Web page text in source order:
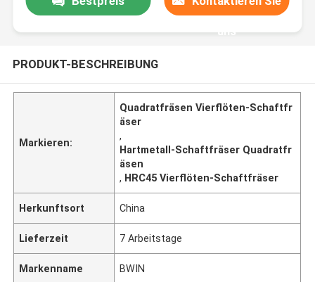
uns
PRODUKT-BESCHREIBUNG
Markieren:
Quadratfräsen Vierflöten-Schaftfr
äser
,
Hartmetall-Schaftfräser Quadratfr
äsen
, HRC45 Vierflöten-Schaftfräser
Herkunftsort China
Lieferzeit 7 Arbeitstage
Markenname BWIN